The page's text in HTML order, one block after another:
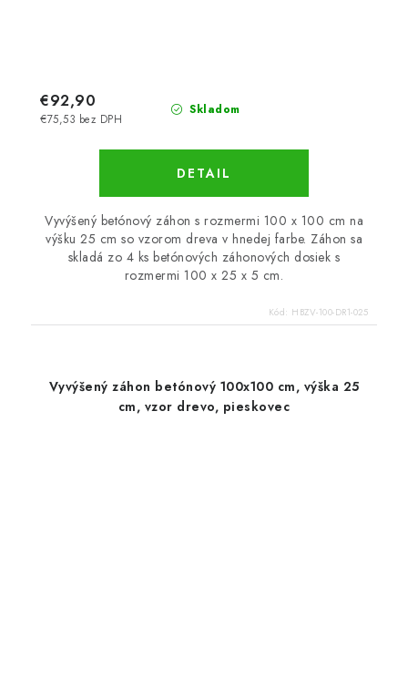
Skladom
€75,53 bez DPH
€92,90
DETAIL
Vyvýšený betónový záhon s rozmermi 100 x 100 cm na
výšku 25 cm so vzorom dreva v hnedej farbe. Záhon sa
skladá zo 4 ks betónových záhonových dosiek s
rozmermi 100 x 25 x 5 cm.
Kód: HBZV-100-DR1-025
Vyvýšený záhon betónový 100x100 cm, výška 25
cm, vzor drevo, pieskovec